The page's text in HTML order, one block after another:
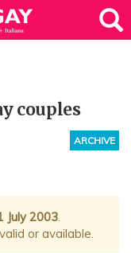
couples
ARCHIVE
July 2003.
or available.